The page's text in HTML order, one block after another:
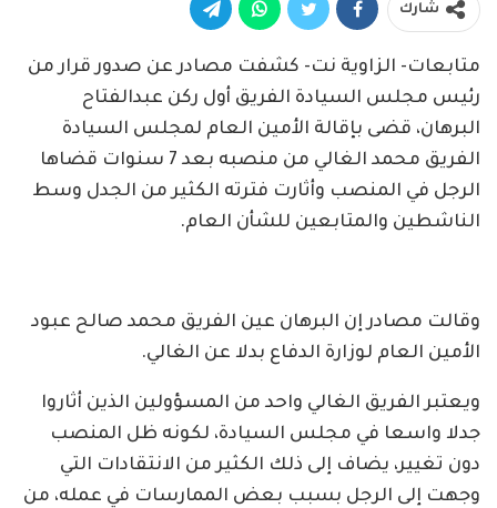
شارك
متابعات- الزاوية نت- كشفت مصادر عن صدور قرار من
رئيس مجلس السيادة الفريق أول ركن عبدالفتاح
البرهان، قضى بإقالة الأمين العام لمجلس السيادة
الفريق محمد الغالي من منصبه بعد 7 سنوات قضاها
الرجل في المنصب وأثارت فترته الكثير من الجدل وسط
الناشطين والمتابعين للشأن العام.
وقالت مصادر إن البرهان عين الفريق محمد صالح عبود
الأمين العام لوزارة الدفاع بدلا عن الغالي.
ويعتبر الفريق الغالي واحد من المسؤولين الذين أثاروا
جدلا واسعا في مجلس السيادة، لكونه ظل المنصب
دون تغيير، يضاف إلى ذلك الكثير من الانتقادات التي
وجهت إلى الرجل بسبب بعض الممارسات في عمله، من